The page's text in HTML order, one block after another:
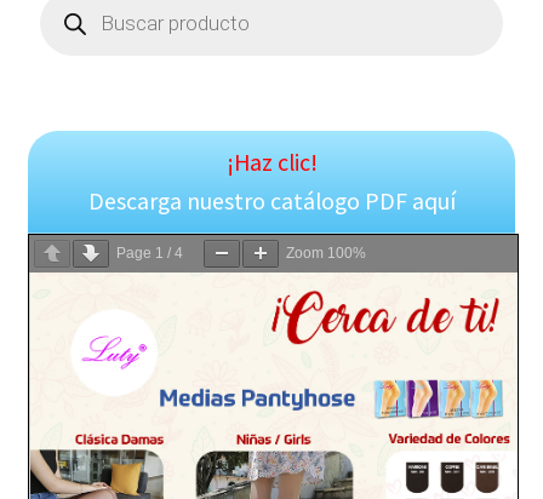
search
¡Haz clic!
Descarga nuestro catálogo PDF aquí
Page 1 / 4 Zoom 100%